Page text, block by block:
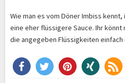
Wie man es vom Döner Imbiss
eine eher flüssigere Sauce. Ihr könnt
die angegeben Flüssigkeiten